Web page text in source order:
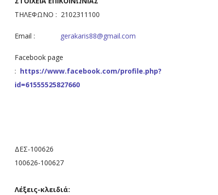
ΤΗΛΕΦΩΝΟ : 2102311100
Εmail : gerakaris88@gmail.com
Facebook page
: https://www.facebook.com/profile.php?
id=61555525827660
ΔΕΣ-100626
100626-100627
Λέξεις-κλειδιά: